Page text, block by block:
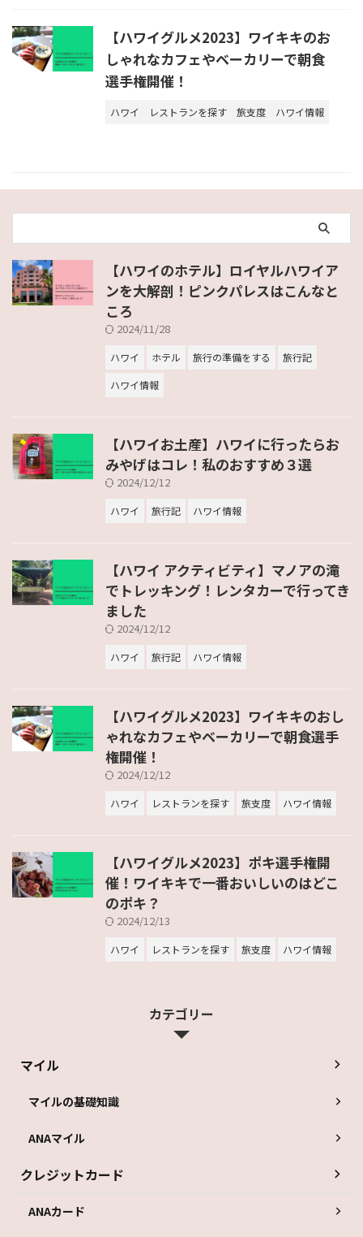
【ハワイグルメ2023】ワイキキのお
しゃれなカフェやベーカリーで朝食
選手権開催！
ハワイ レストランを探す 旅支度 ハワイ情報
【ハワイのホテル】ロイヤルハワイア
ンを大解剖！ピンクパレスはこんなと
ころ
2024/11/28
ハワイ ホテル 旅行の準備をする
旅行記
ハワイ情報
【ハワイお土産】ハワイに行ったらお
みやげはコレ！私のおすすめ３選
2024/12/12
ハワイ 旅行記 ハワイ情報
【ハワイ アクティビティ】マノアの滝
でトレッキング！レンタカーで行ってき
ました
2024/12/12
ハワイ 旅行記 ハワイ情報
【ハワイグルメ2023】ワイキキのおし
ゃれなカフェやベーカリーで朝食選手
権開催！
2024/12/12
ハワイ レストランを探す 旅支度 ハワイ情報
【ハワイグルメ2023】ポキ選手権開
催！ワイキキで一番おいしいのはどこ
のポキ？
2024/12/13
ハワイ レストランを探す 旅支度 ハワイ情報
カテゴリー
マイル
マイルの基礎知識
ANAマイル
クレジットカード
ANAカード